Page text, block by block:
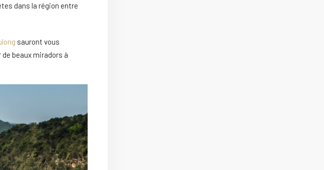
dans la région entre
sauront vous
beaux miradors à